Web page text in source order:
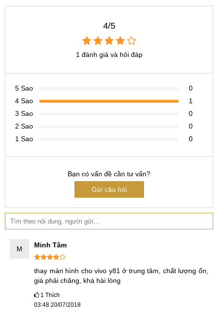
123 Trần Quang Khải, Quận 1
Hotline:0969.520.520
CN 5:
Hotline:
Tại Đà Nẵng
thay màn vivo y81 ở hn
thay màn hình vivo y81 giá bao nhiêu tiền
4/5
1 đánh giá và hỏi đáp
5 Sao
0
4 Sao
1
3 Sao
0
2 Sao
0
1 Sao
0
Bạn có vấn đề cần tư vấn?
Gửi câu hỏi
M Minh Tâm
thay màn hình cho vivo y81 ở trung tâm, chất lượng ổn,
giá phải chăng, khá hài lòng
1 Thích
03:48 20/07/2018